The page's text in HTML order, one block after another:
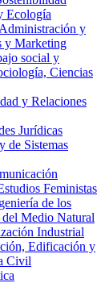
Ecología
y
y Marketing
social y
Ciencias
y Relaciones
Jurídicas
de Sistemas
Feministas
de los
Medio Natural
Industrial
Edificación y
Civil